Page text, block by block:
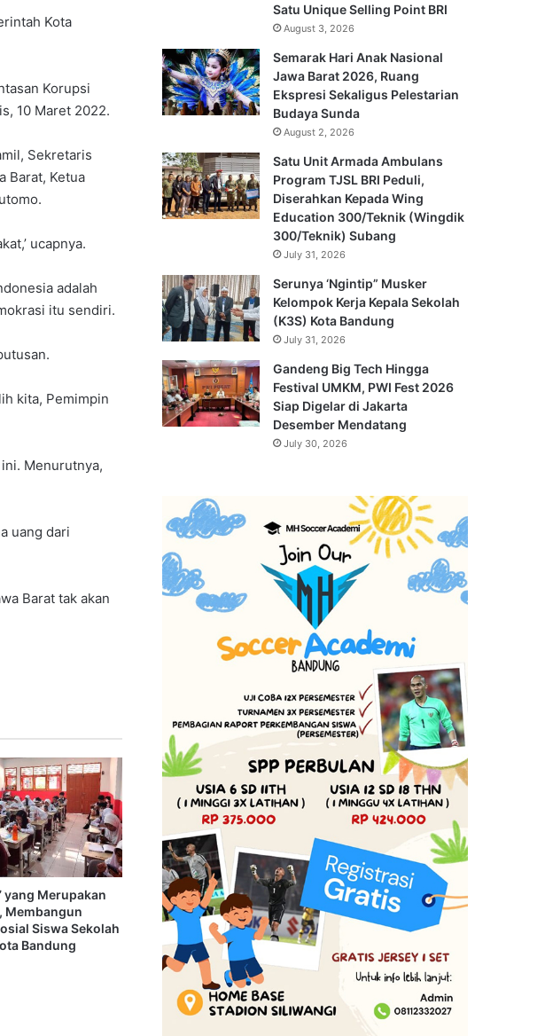
Kota
Korupsi
10 Maret 2022.
Sekretaris
Barat, Ketua
ucapnya.
adalah
itu sendiri.
kita, Pemimpin
Menurutnya,
uang dari
Barat tak akan
yang Merupakan
Membangun
Siswa Sekolah
Bandung
Satu Unique Selling Point BRI
August 3, 2026
Semarak Hari Anak Nasional
Jawa Barat 2026, Ruang
Ekspresi Sekaligus Pelestarian
Budaya Sunda
August 2, 2026
Satu Unit Armada Ambulans
Program TJSL BRI Peduli,
Diserahkan Kepada Wing
Education 300/Teknik (Wingdik
300/Teknik) Subang
July 31, 2026
Serunya ‘Ngintip” Musker
Kelompok Kerja Kepala Sekolah
(K3S) Kota Bandung
July 31, 2026
Gandeng Big Tech Hingga
Festival UMKM, PWI Fest 2026
Siap Digelar di Jakarta
Desember Mendatang
July 30, 2026